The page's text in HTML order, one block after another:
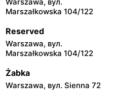
Żabka
41/43
Żabka
Żabka
Marszałkowska 104/122
Reserved
Warszawa, вул.
Marszałkowska 104/122
Żabka
Warszawa, вул. Sienna 72